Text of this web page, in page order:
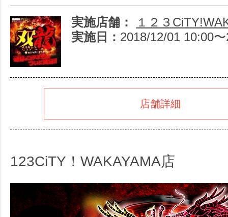
実施店舗：
１２３
実施日： 2018/12/01 10:00
店舗詳細
123CiTY！WAKAYAMA店